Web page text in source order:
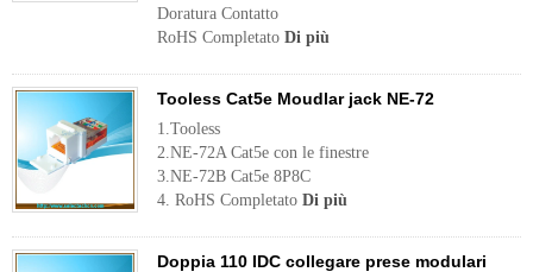
Doratura Contatto
RoHS Completato Di più
Tooless Cat5e Moudlar jack NE-72
1.Tooless
2.NE-72A Cat5e con le finestre
3.NE-72B Cat5e 8P8C
4. RoHS Completato Di più
Doppia 110 IDC collegare prese modulari